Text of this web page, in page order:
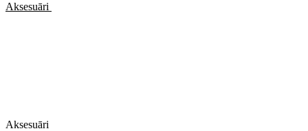
Aksesuāri
Aksesuāri